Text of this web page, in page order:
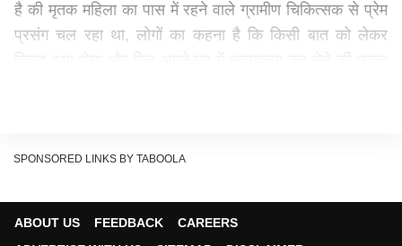
है की मृतक महिला का पास में रहने वाले ग्रामीण चिकित्सक से प्रेम
प्रसंग चल रहा था, लोगों का कहना है कि किसी बात को लेकर
महिला के पड़ोस में रहने वाले एक व्यक्ति को हिरासत में लिया गया है,
SPONSORED LINKS BY TABOOLA
ABOUT US FEEDBACK
CAREERS